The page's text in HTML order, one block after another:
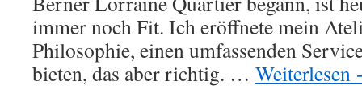
immer noch Fit. Ich eröffnete mein
Philosophie, einen umfassenden
bieten, das aber richtig. … Weiterlesen